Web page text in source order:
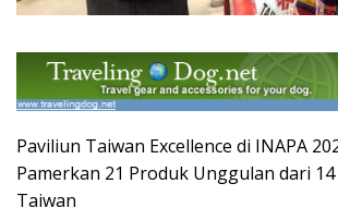
Paviliun Taiwan Excellence di INAPA
Pamerkan 21 Produk Unggulan dari
Taiwan